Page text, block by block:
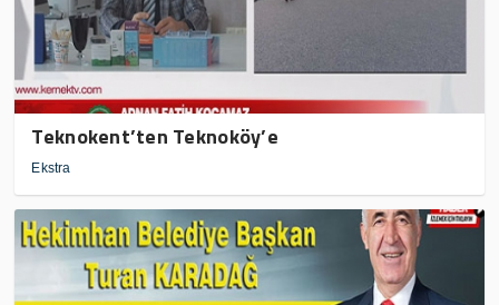
Teknokent’ten Teknoköy’e
Ekstra